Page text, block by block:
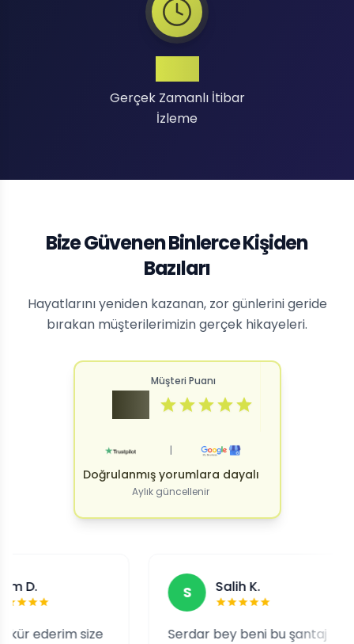
Gerçek Zamanlı İtibar
İzleme
Bize Güvenen Binlerce Kişiden
Bazıları
Hayatlarını yeniden kazanan, zor günlerini geride
bırakan müşterilerimizin gerçek hikayeleri.
Müşteri Puanı
|
Doğrulanmış yorumlara dayalı
Aylık güncellenir
size
Salih K.
Serdar bey beni bu şantaj